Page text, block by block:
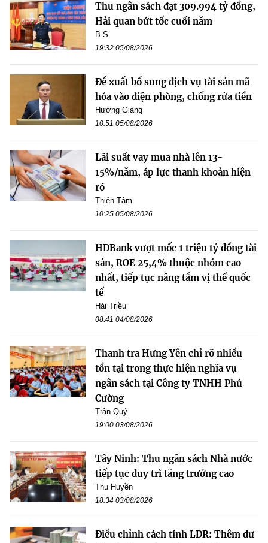
Thu ngân sách đạt 309.994 tỷ đồng,
Hải quan bứt tốc cuối năm
B.S
19:32 05/08/2026
Đề xuất bổ sung dịch vụ tài sản mã
hóa vào diện phòng, chống rửa tiền
Hương Giang
10:51 05/08/2026
Lãi suất vay mua nhà lên 13-
15%/năm, áp lực thanh khoản hiện
rõ
Thiên Tâm
10:25 05/08/2026
HDBank vượt mốc 1 triệu tỷ đồng tài
sản, ROE 25,4% thuộc nhóm cao
nhất, tiếp tục nâng tầm vị thế quốc
tế
Hải Triều
08:41 04/08/2026
Thanh tra Hưng Yên chỉ rõ nhiều
tồn tại trong thực hiện nghĩa vụ
ngân sách tại Công ty TNHH Phú
Cường
Trần Quý
19:00 03/08/2026
Tây Ninh: Thu ngân sách Nhà nước
tiếp tục duy trì tăng trưởng cao
Thu Huyền
18:34 03/08/2026
Điều chỉnh cách tính LDR: Thêm dư